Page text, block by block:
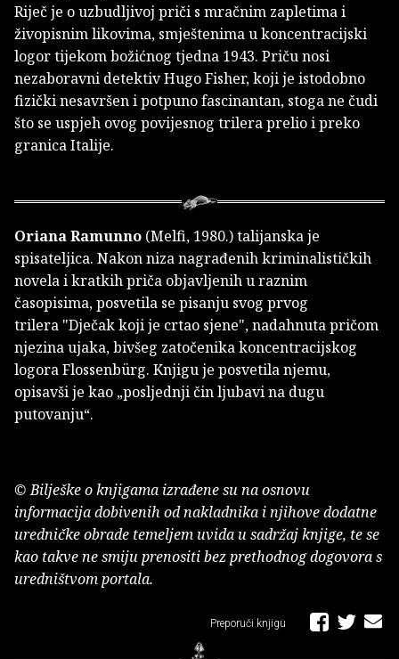
Riječ je o uzbudljivoj priči s mračnim zapletima i
živopisnim likovima, smještenima u koncentracijski
logor tijekom božićnog tjedna 1943. Priču nosi
nezaboravni detektiv Hugo Fisher, koji je istodobno
fizički nesavršen i potpuno fascinantan, stoga ne čudi
što se uspjeh ovog povijesnog trilera prelio i preko
granica Italije.
Oriana Ramunno (Melfi, 1980.) talijanska je
spisateljica. Nakon niza nagrađenih kriminalističkih
novela i kratkih priča objavljenih u raznim
časopisima, posvetila se pisanju svog prvog
trilera "Dječak koji je crtao sjene", nadahnuta pričom
njezina ujaka, bivšeg zatočenika koncentracijskog
logora Flossenbürg. Knjigu je posvetila njemu,
opisavši je kao „posljednji čin ljubavi na dugu
putovanju“.
© Bilješke o knjigama izrađene su na osnovu
informacija dobivenih od nakladnika i njihove dodatne
uredničke obrade temeljem uvida u sadržaj knjige, te se
kao takve ne smiju prenositi bez prethodnog dogovora s
uredništvom portala.
Preporuči knjigu